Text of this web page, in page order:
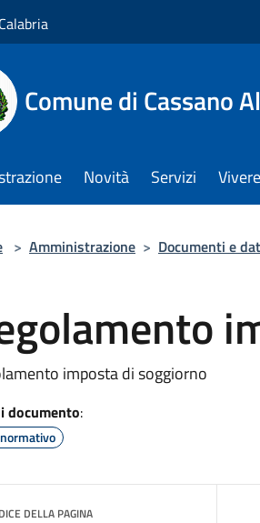
Comune di Cassano
Novità Servizi
> Amministrazione > Documenti e
imposta di soggiorno
documento:
DELLA PAGINA